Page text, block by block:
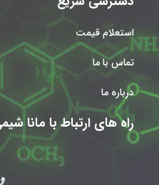
استعلام قیمت
تماس با ما
درباره ما
راه های ارتباط با مانا